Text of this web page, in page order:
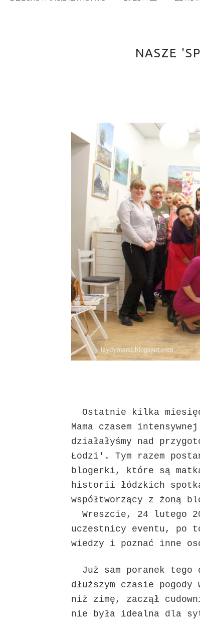
NASZE
Ostatnie kilka
Mama czasem
działałyśmy nad
Łodzi'. Tym razem
blogerki, które są
historii łódzkich
współtworzący z żoną
Wreszcie, 24 lutego
uczestnicy eventu, po
wiedzy i poznać inne
Już sam poranek tego
dłuższym czasie
niż zimę, zaczął
nie była idealna dla